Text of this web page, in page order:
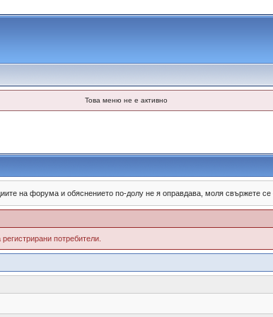
Това меню не е активно
на форума и обяснението по-долу не я оправдава, моля свържете
потребители.